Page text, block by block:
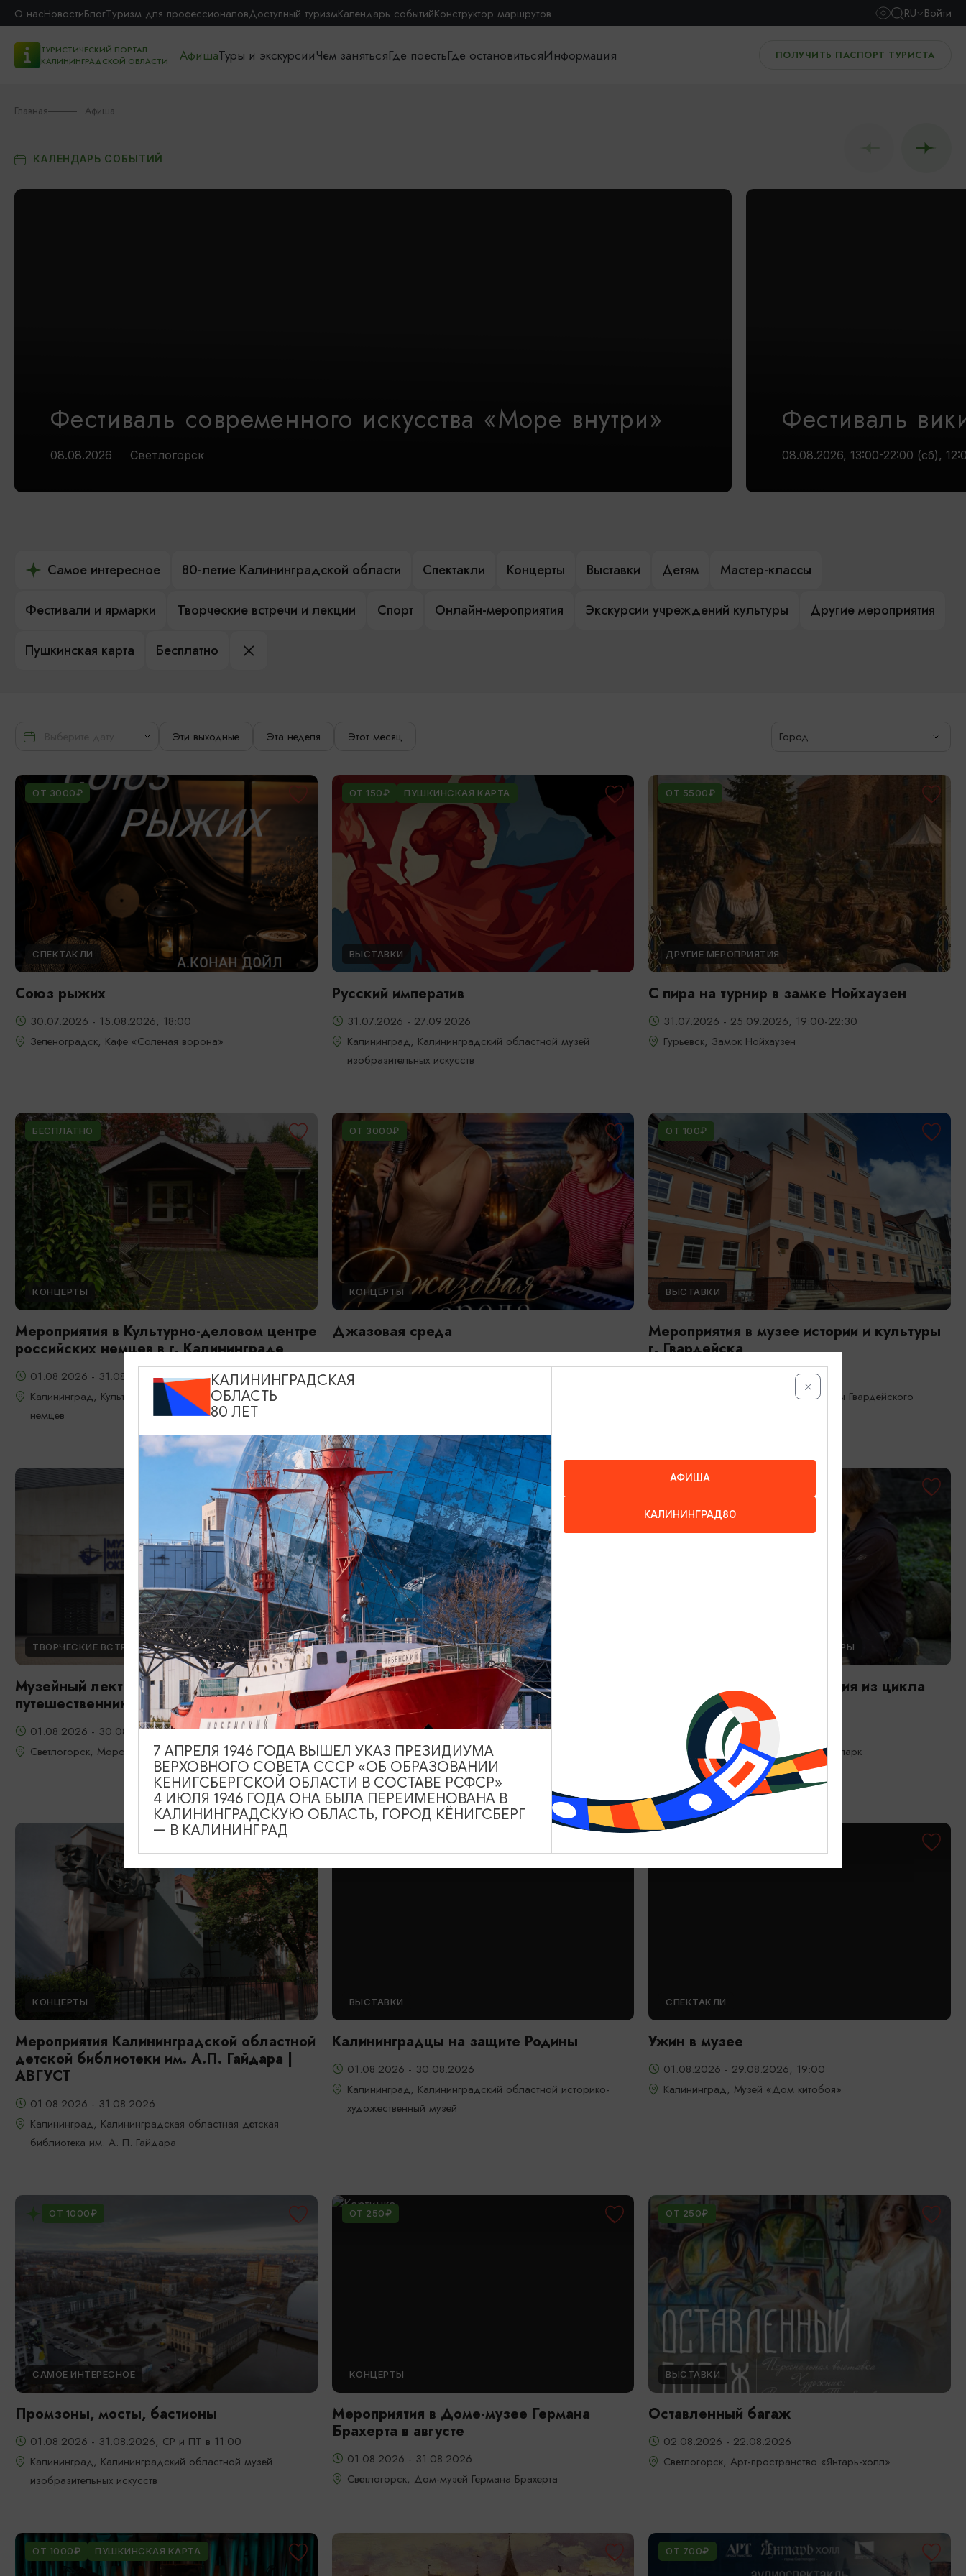
О насНовостиБлогТуризм для профессионаловДоступный туризмКалендарь событийКонструктор маршрутов RU Войти
ТУРИСТИЧЕСКИЙ ПОРТАЛ
КАЛИНИНГРАДСКОЙ ОБЛАСТИ
АфишаТуры и экскурсииЧем занятьсяГде поестьГде остановитьсяИнформация ПОЛУЧИТЬ ПАСПОРТ ТУРИСТА
Главная Афиша
КАЛЕНДАРЬ СОБЫТИЙ
Фестиваль современного искусства «Море внутри»
08.08.2026 Светлогорск
Фестиваль
08.08.2026, 13:00-22:00 (сб),
Самое интересное 80-летие Калининградской области Спектакли Концерты Выставки Детям Мастер-классы
Фестивали и ярмарки Творческие встречи и лекции Спорт Онлайн-мероприятия Экскурсии учреждений культуры Другие мероприятия
Пушкинская карта Бесплатно
Эти выходные Эта неделя Этот месяц Город
ОТ 3000₽
СПЕКТАКЛИ
Союз рыжих
30.07.2026 - 15.08.2026, 18:00
Зеленоградск, Кафе «Соленая ворона»
ОТ 150₽ ПУШКИНСКАЯ КАРТА
ВЫСТАВКИ
Русский императив
31.07.2026 - 27.09.2026
Калининград, Калининградский областной музей
изобразительных искусств
ОТ 5500₽
ДРУГИЕ МЕРОПРИЯТИЯ
С пира на турнир в замке Нойхаузен
31.07.2026 - 25.09.2026, 19:00-22:30
Гурьевск, Замок Нойхаузен
БЕСПЛАТНО
КОНЦЕРТЫ
Мероприятия в Культурно-деловом центре
российских немцев в г. Калининграде
01.08.2026 - 31.08.2026
Калининград, Культурно-деловой центр российских
немцев
ОТ 3000₽
КОНЦЕРТЫ
Джазовая среда
Зеленоградск, Кафе «Соленая ворона»
ОТ 100₽
ВЫСТАВКИ
Мероприятия в музее истории и культуры
г. Гвардейска
Гвардейск, Музей истории и культуры Гвардейского
ТВОРЧЕСКИЕ ВСТРЕЧИ И ЛЕКЦИИ
Музейный лекторий «Клуб
путешественников» | АВГУСТ
01.08.2026 - 30.08.2026, 16:00
Светлогорск, Морской выставочный центр г. Светлогорск
ДЕТЯМ
Мероприятия в Библиотеке им. В.
Маяковского | АВГУСТ
01.08.2026 - 31.08.2026
Калининград, Калининградская областная юношеская
библиотека им. В. Маяковского
ЭКСКУРСИИ УЧРЕЖДЕНИЙ КУЛЬТУРЫ
Свободный выгул. Экскурсия из цикла
«Другой зоопарк»
01.08.2026 - 30.08.2026, 10:00
Калининград, Калининградский зоопарк
КОНЦЕРТЫ
Мероприятия Калининградской областной
детской библиотеки им. А.П. Гайдара |
АВГУСТ
01.08.2026 - 31.08.2026
Калининград, Калининградская областная детская
библиотека им. А. П. Гайдара
ВЫСТАВКИ
Калининградцы на защите Родины
01.08.2026 - 30.08.2026
Калининград, Калининградский областной историко-
художественный музей
СПЕКТАКЛИ
Ужин в музее
01.08.2026 - 29.08.2026, 19:00
Калининград, Музей «Дом китобоя»
ОТ 1000₽
САМОЕ ИНТЕРЕСНОЕ
Промзоны, мосты, бастионы
01.08.2026 - 31.08.2026, СР и ПТ в 11:00
Калининград, Калининградский областной музей
изобразительных искусств
ОТ 250₽
КОНЦЕРТЫ
Мероприятия в Доме-музее Германа
Брахерта в августе
01.08.2026 - 31.08.2026
Светлогорск, Дом-музей Германа Брахерта
ОТ 250₽
ВЫСТАВКИ
Оставленный багаж
02.08.2026 - 22.08.2026
Светлогорск, Арт-пространство «Янтарь-холл»
ОТ 1000₽ ПУШКИНСКАЯ КАРТА ОТ 700₽
КАЛИНИНГРАДСКАЯ
ОБЛАСТЬ
80 ЛЕТ
АФИША
КАЛИНИНГРАД80
7 АПРЕЛЯ 1946 ГОДА ВЫШЕЛ УКАЗ ПРЕЗИДИУМА
ВЕРХОВНОГО СОВЕТА СССР «ОБ ОБРАЗОВАНИИ
КЕНИГСБЕРГСКОЙ ОБЛАСТИ В СОСТАВЕ РСФСР»
4 ИЮЛЯ 1946 ГОДА ОНА БЫЛА ПЕРЕИМЕНОВАНА В
КАЛИНИНГРАДСКУЮ ОБЛАСТЬ, ГОРОД КЁНИГСБЕРГ
— В КАЛИНИНГРАД